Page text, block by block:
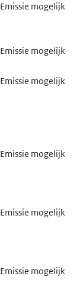
Emissie mogelijk
Emissie mogelijk
Emissie mogelijk
Emissie mogelijk
Emissie mogelijk
Emissie mogelijk